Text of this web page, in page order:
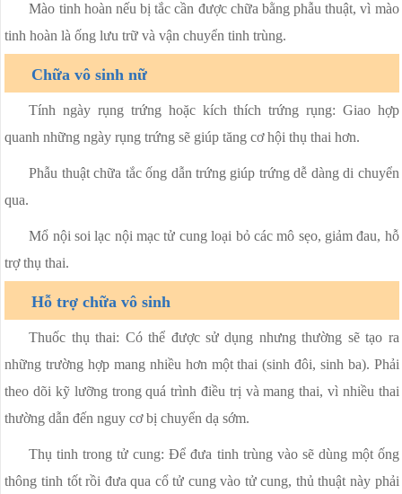
Mào tinh hoàn nếu bị tắc cần được chữa bằng phẫu thuật, vì mào
tinh hoàn là ống lưu trữ và vận chuyển tinh trùng.
Chữa vô sinh nữ
Tính ngày rụng trứng hoặc kích thích trứng rụng: Giao hợp
quanh những ngày rụng trứng sẽ giúp tăng cơ hội thụ thai hơn.
Phẫu thuật chữa tắc ống dẫn trứng giúp trứng dễ dàng di chuyển
qua.
Mổ nội soi lạc nội mạc tử cung loại bỏ các mô sẹo, giảm đau, hỗ
trợ thụ thai.
Hỗ trợ chữa vô sinh
Thuốc thụ thai: Có thể được sử dụng nhưng thường sẽ tạo ra
những trường hợp mang nhiều hơn một thai (sinh đôi, sinh ba). Phải
theo dõi kỹ lưỡng trong quá trình điều trị và mang thai, vì nhiều thai
thường dẫn đến nguy cơ bị chuyển dạ sớm.
Thụ tinh trong tử cung: Để đưa tinh trùng vào sẽ dùng một ống
thông tinh tốt rồi đưa qua cổ tử cung vào tử cung, thủ thuật này phải